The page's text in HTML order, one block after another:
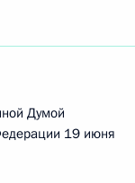
Думой
19 июня